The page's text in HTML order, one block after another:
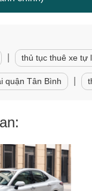
thủ tục thuê xe tự
quận Tân Bình